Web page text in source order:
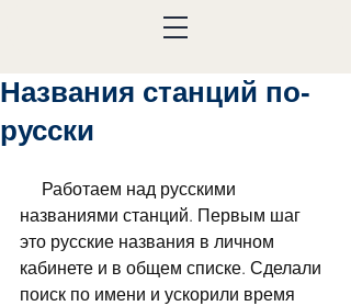
Названия станций по-
русски
названиями станций. Первым шаг
это русские названия в личном
кабинете и в общем списке. Сделали
поиск по имени и ускорили время